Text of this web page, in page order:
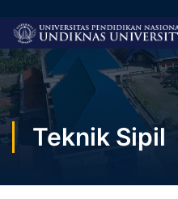
Teknik Sipil